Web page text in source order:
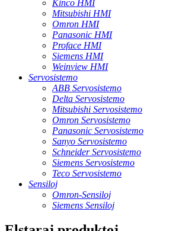
Kinco HMI
Mitsubishi HMI
Omron HMI
Panasonic HMI
Proface HMI
Siemens HMI
Weinview HMI
Servosistemo
ABB Servosistemo
Delta Servosistemo
Mitsubishi Servosistemo
Omron Servosistemo
Panasonic Servosistemo
Sanyo Servosistemo
Schneider Servosistemo
Siemens Servosistemo
Teco Servosistemo
Sensiloj
Omron-Sensiloj
Siemens Sensiloj